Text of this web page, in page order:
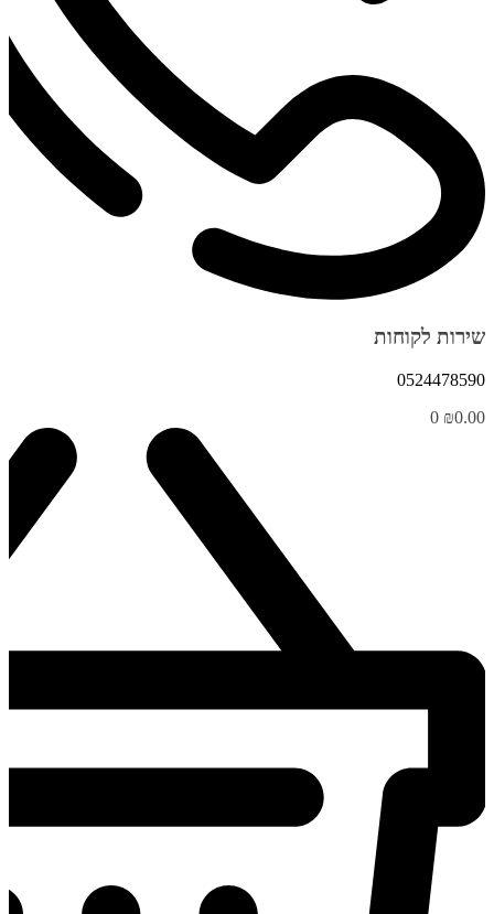
שירות לקוחות
0524478590
₪0.00
0